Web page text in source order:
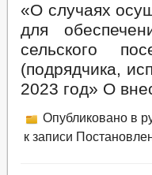
«О случаях
для
сельского
(подрядчика,
2023 год» О
Опубликовано в
к записи